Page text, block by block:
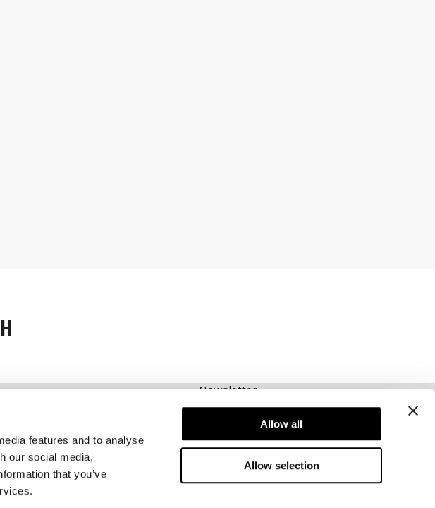
features and to analyse
our social media,
that you’ve
Allow all
Allow selection
Newsletter
Schrijf je voor onze nieuwsbrief! Ontvang
exclusieve aanbiedingen, ons laatste nieuws en
nog veel meer.